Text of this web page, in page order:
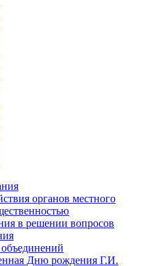
органов местного
в решении вопросов
Дню рождения Г.И.